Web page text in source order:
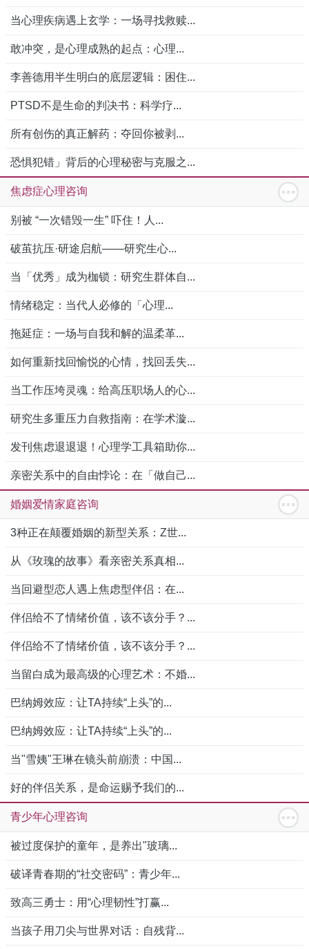
当心理疾病遇上玄学：一场寻找救赎...
敢冲突，是心理成熟的起点：心理...
李善德用半生明白的底层逻辑：困住...
PTSD不是生命的判决书：科学疗...
所有创伤的真正解药：夺回你被剥...
恐惧犯错」背后的心理秘密与克服之...
焦虑症心理咨询
别被 “一次错毁一生” 吓住！人...
破茧抗压·研途启航——研究生心...
当「优秀」成为枷锁：研究生群体自...
情绪稳定：当代人必修的「心理...
拖延症：一场与自我和解的温柔革...
如何重新找回愉悦的心情，找回丢失...
当工作压垮灵魂：给高压职场人的心...
研究生多重压力自救指南：在学术漩...
发刊焦虑退退退！心理学工具箱助你...
亲密关系中的自由悖论：在「做自己...
婚姻爱情家庭咨询
3种正在颠覆婚姻的新型关系：Z世...
从《玫瑰的故事》看亲密关系真相...
当回避型恋人遇上焦虑型伴侣：在...
伴侣给不了情绪价值，该不该分手？...
伴侣给不了情绪价值，该不该分手？...
当留白成为最高级的心理艺术：不婚...
巴纳姆效应：让TA持续“上头”的...
巴纳姆效应：让TA持续“上头”的...
当"雪姨"王琳在镜头前崩溃：中国...
好的伴侣关系，是命运赐予我们的...
青少年心理咨询
被过度保护的童年，是养出"玻璃...
破译青春期的“社交密码”：青少年...
致高三勇士：用“心理韧性”打赢...
当孩子用刀尖与世界对话：自残背...